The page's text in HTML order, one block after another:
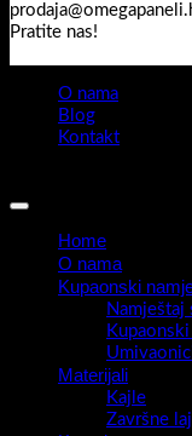
Pratite nas!
O nama
Blog
Kontakt
Home
O nama
Kupaonski
Namještaj
Materijali
Kajle
Završne